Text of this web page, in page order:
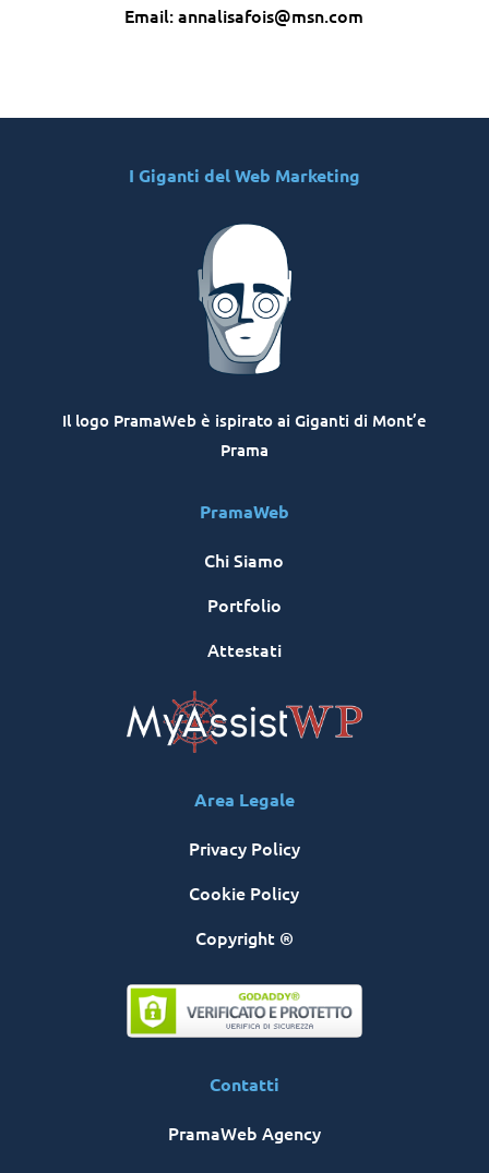
Email: annalisafois@msn.com
I Giganti del Web Marketing
Il logo PramaWeb è ispirato ai Giganti di Mont’e
Prama
PramaWeb
Chi Siamo
Portfolio
Attestati
Area Legale
Privacy Policy
Cookie Policy
Copyright ®
Contatti
PramaWeb Agency